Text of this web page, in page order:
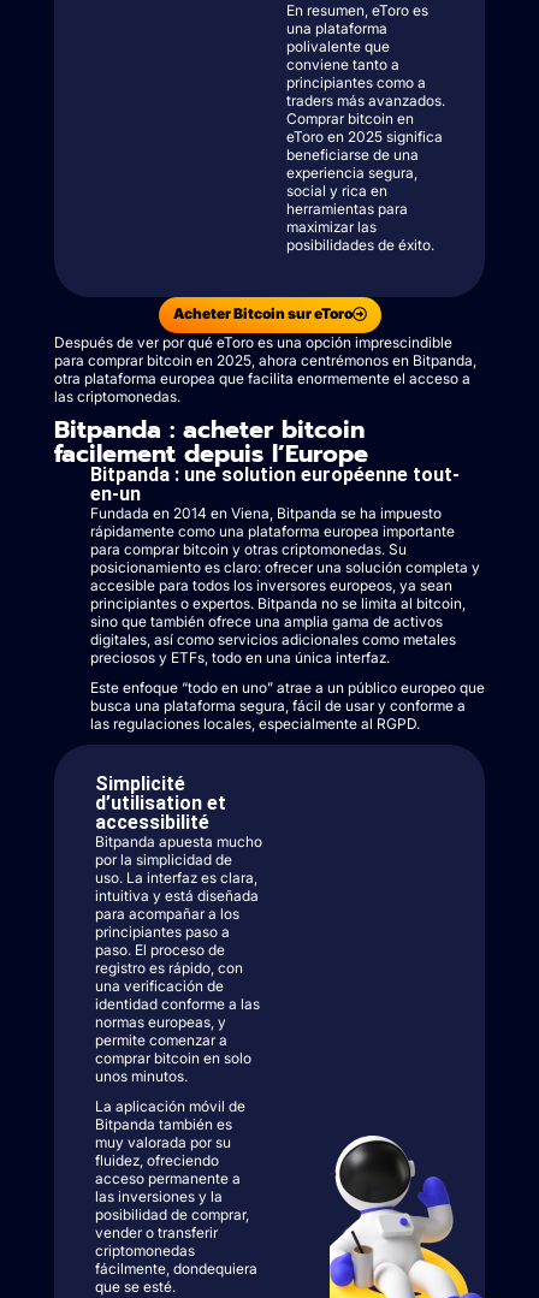
En resumen, eToro es
una plataforma
polivalente que
conviene tanto a
principiantes como a
traders más avanzados.
Comprar bitcoin en
eToro en 2025 significa
beneficiarse de una
experiencia segura,
social y rica en
herramientas para
maximizar las
posibilidades de éxito.
Acheter Bitcoin sur eToro
Después de ver por qué eToro es una opción imprescindible
para comprar bitcoin en 2025, ahora centrémonos en Bitpanda,
otra plataforma europea que facilita enormemente el acceso a
las criptomonedas.
Bitpanda : acheter bitcoin
facilement depuis l’Europe
Bitpanda : une solution européenne tout-
en-un
Fundada en 2014 en Viena, Bitpanda se ha impuesto
rápidamente como una plataforma europea importante
para comprar bitcoin y otras criptomonedas. Su
posicionamiento es claro: ofrecer una solución completa y
accesible para todos los inversores europeos, ya sean
principiantes o expertos. Bitpanda no se limita al bitcoin,
sino que también ofrece una amplia gama de activos
digitales, así como servicios adicionales como metales
preciosos y ETFs, todo en una única interfaz.
Este enfoque “todo en uno” atrae a un público europeo que
busca una plataforma segura, fácil de usar y conforme a
las regulaciones locales, especialmente al RGPD.
Simplicité
d’utilisation et
accessibilité
Bitpanda apuesta mucho
por la simplicidad de
uso. La interfaz es clara,
intuitiva y está diseñada
para acompañar a los
principiantes paso a
paso. El proceso de
registro es rápido, con
una verificación de
identidad conforme a las
normas europeas, y
permite comenzar a
comprar bitcoin en solo
unos minutos.
La aplicación móvil de
Bitpanda también es
muy valorada por su
fluidez, ofreciendo
acceso permanente a
las inversiones y la
posibilidad de comprar,
vender o transferir
criptomonedas
fácilmente, dondequiera
que se esté.